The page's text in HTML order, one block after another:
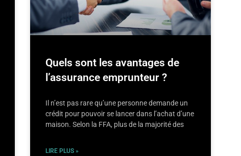
Quels sont les avantages de
l’assurance emprunteur ?
Il n’est pas rare qu’une personne demande un
crédit pour pouvoir se lancer dans l’achat d’une
maison. Selon la FFA, plus de la majorité des
LIRE PLUS »